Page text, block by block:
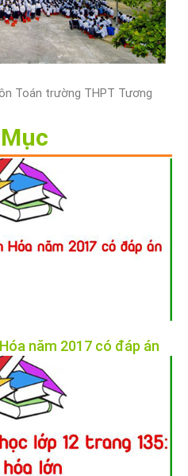
Toán trường THPT Tương
năm 2017 có đáp án